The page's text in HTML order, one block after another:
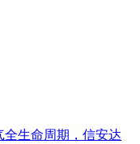
生命周期，信安达